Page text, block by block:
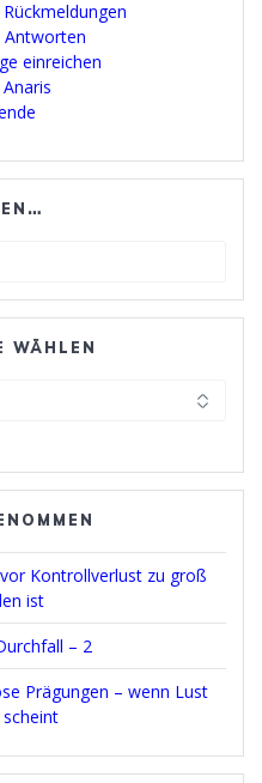
Antworten
einreichen
WÄHLEN
Kontrollverlust zu groß
ist
– 2
Prägungen – wenn Lust